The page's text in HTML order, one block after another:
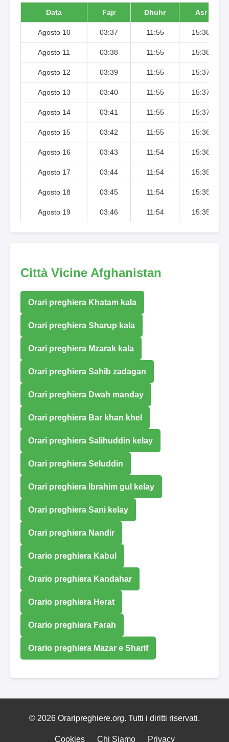
Data Fajr Dhuhr Asr
Agosto 10 03:37 11:55 15:38
Agosto 11 03:38 11:55 15:38
Agosto 12 03:39 11:55 15:37
Agosto 13 03:40 11:55 15:37
Agosto 14 03:41 11:55 15:37
Agosto 15 03:42 11:55 15:36
Agosto 16 03:43 11:54 15:36
Agosto 17 03:44 11:54 15:35
Agosto 18 03:45 11:54 15:35
Agosto 19 03:46 11:54 15:35
Città Vicine Afghanistan
Orari preghiera Khatam kala
Orari preghiera Sharup kala
Orari preghiera Mzarak kala
Orari preghiera Sahib zadagan
Orari preghiera Dwah manday
Orari preghiera Bar khan khel
Orari preghiera Salihuddin kelay
Orari preghiera Seluddin
Orari preghiera Ibrahim gul kelay
Orari preghiera Sani kelay
Orari preghiera Nandir
Orario preghiera Kabul
Orario preghiera Kandahar
Orario preghiera Herat
Orario preghiera Farah
Orario preghiera Mazar e Sharif
© 2026 Oraripreghiere.org. Tutti i diritti riservati.
Cookies Chi Siamo Privacy